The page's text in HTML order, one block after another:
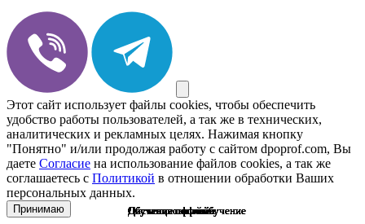
Дистанционное обучение
Обучение оффлайн
Обучение оффлайн
Обучение оффлайн
Дистанционное обучение
Обучение оффлайн
Дистанционное обучение
Дистанционное обучение
Обучение оффлайн
Дистанционное обучение
Обучение оффлайн
Обучение онлайн
Обучение оффлайн
Дистанционное обучение
Дистанционное обучение
Обучение оффлайн
Обучение онлайн
Этот сайт использует файлы cookies, чтобы обеспечить
удобство работы пользователей, а так же в технических,
аналитических и рекламных целях. Нажимая кнопку
"Понятно" и/или продолжая работу с сайтом dpoprof.com, Вы
даете Согласие на использование файлов cookies, а так же
соглашаетесь с Политикой в отношении обработки Ваших
персональных данных.
Принимаю